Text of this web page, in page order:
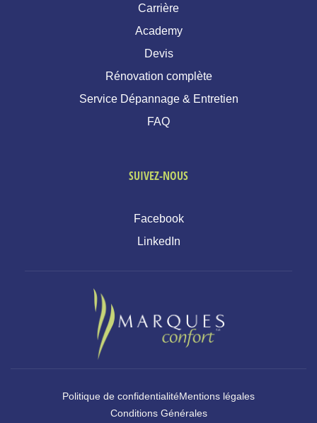
Carrière
Academy
Devis
Rénovation complète
Service Dépannage & Entretien
FAQ
SUIVEZ-NOUS
Facebook
LinkedIn
Politique de confidentialitéMentions légales
Conditions Générales